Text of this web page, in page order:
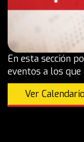
En esta sección
eventos a los
Ver Calendario